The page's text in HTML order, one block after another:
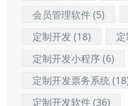
会员管理软件(5)
定制开发 (18)
定制开发小程序(6)
定制开发票务系统
定制开发软件(36)